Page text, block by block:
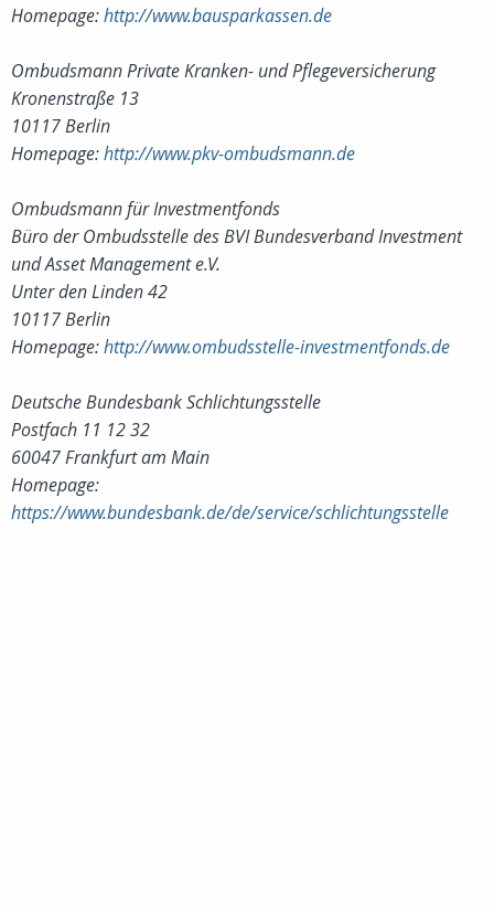
Homepage:http://www.bausparkassen.de
Ombudsmann Private Kranken- und Pflegeversicherung
Kronenstraße 13
10117 Berlin
Homepage:http://www.pkv-ombudsmann.de
Ombudsmann für Investmentfonds
Büro der Ombudsstelle des BVI Bundesverband Investment
und Asset Management e.V.
Unter den Linden 42
10117 Berlin
Homepage:http://www.ombudsstelle-investmentfonds.de
Deutsche Bundesbank Schlichtungsstelle
Postfach 11 12 32
60047 Frankfurt am Main
Homepage:
https://www.bundesbank.de/de/service/schlichtungsstelle